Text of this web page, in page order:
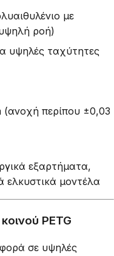
με
ροή)
υψηλές ταχύτητες
(ανοχή περίπου ±0,03
εξαρτήματα,
ελκυστικά μοντέλα
PETG
σε υψηλές